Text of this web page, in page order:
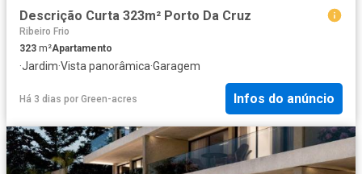
Descrição Curta 323m² Porto Da Cruz
Ribeiro Frio
323 m²Apartamento
·Jardim·Vista panorâmica·Garagem
Há 3 dias por Green-acres Infos do anúncio